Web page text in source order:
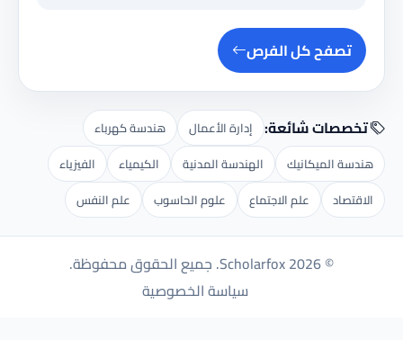
تصفح كل الفرص
تخصصات شائعة: إدارة الأعمال
هندسة كهرباء
هندسة الميكانيك
الهندسة المدنية الكيمياء
الفيزياء
الاقتصاد
علم الاجتماع علوم الحاسوب علم النفس
© 2026 Scholarfox. جميع الحقوق محفوظة.
سياسة الخصوصية